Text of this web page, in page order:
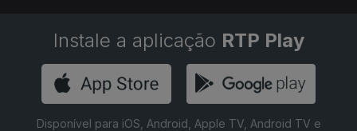
Instale a aplicação RTP Play
Disponível para iOS, Android, Apple TV, Android TV e